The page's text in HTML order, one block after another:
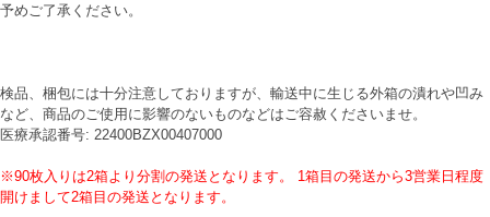
予めご了承ください。
検品、梱包には十分注意しておりますが、輸送中に生じる外箱の潰れや凹み
など、商品のご使用に影響のないものなどはご容赦くださいませ。
医療承認番号: 22400BZX00407000
※90枚入りは2箱より分割の発送となります。 1箱目の発送から3営業日程度
開けまして2箱目の発送となります。